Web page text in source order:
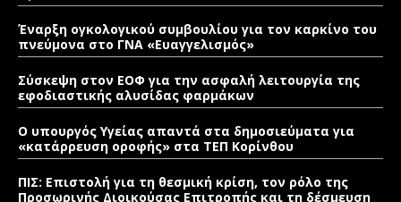
Έναρξη ογκολογικού συμβουλίου για τον καρκίνο του
πνεύμονα στο ΓΝΑ «Ευαγγελισμός»
Σύσκεψη στον ΕΟΦ για την ασφαλή λειτουργία της
εφοδιαστικής αλυσίδας φαρμάκων
Ο υπουργός Υγείας απαντά στα δημοσιεύματα για
«κατάρρευση οροφής» στα ΤΕΠ Κορίνθου
ΠΙΣ: Επιστολή για τη θεσμική κρίση, τον ρόλο της
Προσωρινής Διοικούσας Επιτροπής και τη δέσμευση